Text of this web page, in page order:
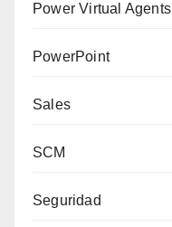
Power Virtual Agents
PowerPoint
Sales
SCM
Seguridad